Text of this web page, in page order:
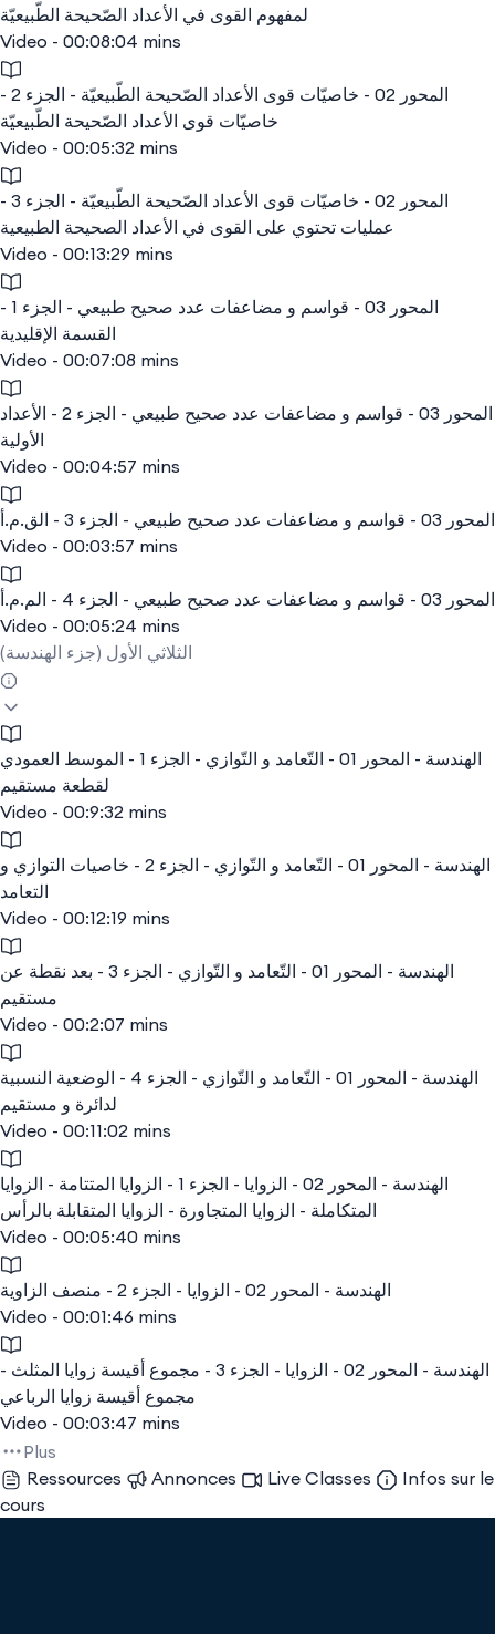
لمفهوم القوى في الأعداد الصّحيحة الطّبيعيّة
Video - 00:08:04 mins
المحور 02 - خاصيّات قوى الأعداد الصّحيحة الطّبيعيّة - الجزء 2 -
خاصيّات قوى الأعداد الصّحيحة الطّبيعيّة
Video - 00:05:32 mins
المحور 02 - خاصيّات قوى الأعداد الصّحيحة الطّبيعيّة - الجزء 3 -
عمليات تحتوي على القوى في الأعداد الصحيحة الطبيعية
Video - 00:13:29 mins
المحور 03 - قواسم و مضاعفات عدد صحيح طبيعي - الجزء 1 -
القسمة الإقليدية
Video - 00:07:08 mins
المحور 03 - قواسم و مضاعفات عدد صحيح طبيعي - الجزء 2 - الأعداد
الأولية
Video - 00:04:57 mins
المحور 03 - قواسم و مضاعفات عدد صحيح طبيعي - الجزء 3 - الق.م.أ
Video - 00:03:57 mins
المحور 03 - قواسم و مضاعفات عدد صحيح طبيعي - الجزء 4 - الم.م.أ
Video - 00:05:24 mins
الثلاثي الأول (جزء الهندسة)
الهندسة - المحور 01 - التّعامد و التّوازي - الجزء 1 - الموسط العمودي
لقطعة مستقيم
Video - 00:9:32 mins
الهندسة - المحور 01 - التّعامد و التّوازي - الجزء 2 - خاصيات التوازي و
التعامد
Video - 00:12:19 mins
الهندسة - المحور 01 - التّعامد و التّوازي - الجزء 3 - بعد نقطة عن
مستقيم
Video - 00:2:07 mins
الهندسة - المحور 01 - التّعامد و التّوازي - الجزء 4 - الوضعية النسبية
لدائرة و مستقيم
Video - 00:11:02 mins
الهندسة - المحور 02 - الزوايا - الجزء 1 - الزوايا المتتامة - الزوايا
المتكاملة - الزوايا المتجاورة - الزوايا المتقابلة بالرأس
Video - 00:05:40 mins
الهندسة - المحور 02 - الزوايا - الجزء 2 - منصف الزاوية
Video - 00:01:46 mins
الهندسة - المحور 02 - الزوايا - الجزء 3 - مجموع أقيسة زوايا المثلث -
مجموع أقيسة زوايا الرباعي
Video - 00:03:47 mins
Plus
Ressources
Annonces Live Classes
Infos sur le
cours